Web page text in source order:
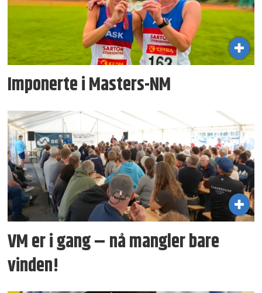
Imponerte i Masters-NM
VM er i gang – nå mangler bare
vinden!